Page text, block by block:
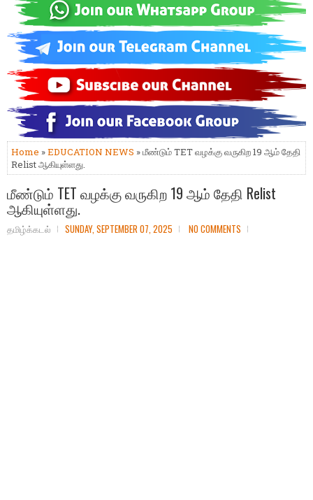
Home »EDUCATION NEWS » மீண்டும் TET வழக்கு வருகிற 19 ஆம் தேதி
Relist ஆகியுள்ளது.
மீண்டும் TET வழக்கு வருகிற 19 ஆம் தேதி Relist
ஆகியுள்ளது.
தமிழ்க்கடல் SUNDAY, SEPTEMBER 07, 2025 NO COMMENTS